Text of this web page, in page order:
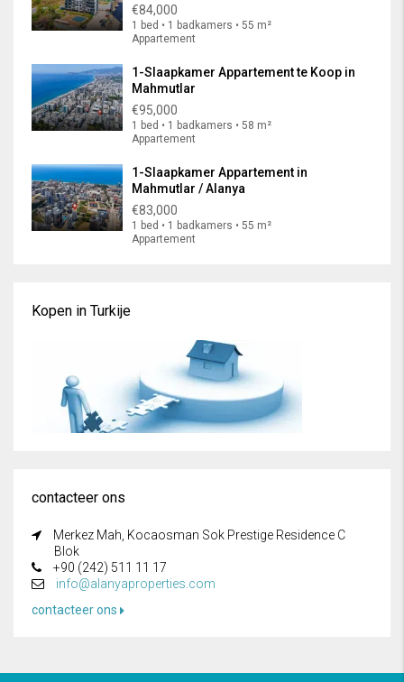
€84,000
1 bed • 1 badkamers • 55 m²
Appartement
1-Slaapkamer Appartement te Koop in
Mahmutlar
€95,000
1 bed • 1 badkamers • 58 m²
Appartement
1-Slaapkamer Appartement in
Mahmutlar / Alanya
€83,000
1 bed • 1 badkamers • 55 m²
Appartement
Kopen in Turkije
contacteer ons
Merkez Mah, Kocaosman Sok Prestige Residence C
Blok
+90 (242) 511 11 17
info@alanyaproperties.com
contacteer ons